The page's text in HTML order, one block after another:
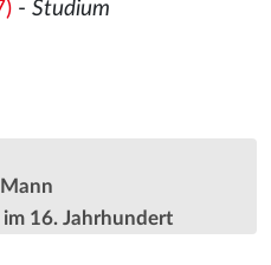
- Studium
Mann
16. Jahrhundert